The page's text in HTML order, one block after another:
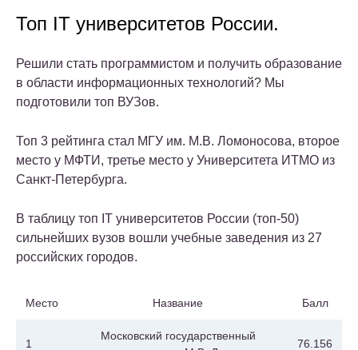
Топ IT университетов России.
Решили стать программистом и получить образование
в области информационных технологий? Мы
подготовили топ ВУЗов.
Топ 3 рейтинга стал МГУ им. М.В. Ломоносова, второе
место у МФТИ, третье место у Университета ИТМО из
Санкт-Петербурга.
В таблицу топ IT университетов России (топ-50)
сильнейших вузов вошли учебные заведения из 27
российских городов.
Место Название Балл
1
Московский государственный
76.156